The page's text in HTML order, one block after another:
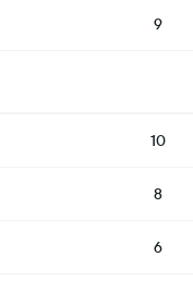
9
10
8
6